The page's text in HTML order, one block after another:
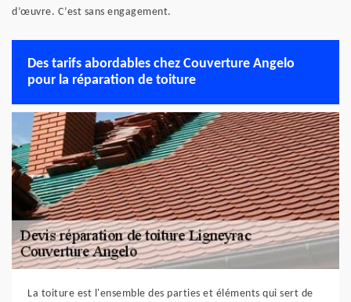
d’œuvre. C’est sans engagement.
Des tarifs abordables chez Couverture Angelo
pour la réparation de toiture
La toiture est l'ensemble des parties et éléments qui sert de